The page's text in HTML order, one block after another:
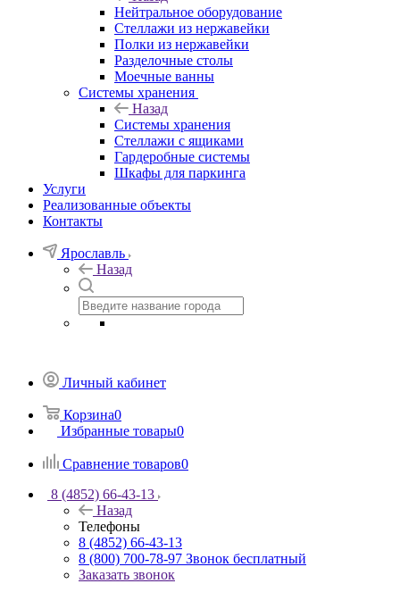
Нейтральное оборудование
Стеллажи из нержавейки
Полки из нержавейки
Разделочные столы
Моечные ванны
Системы хранения
Назад
Системы хранения
Стеллажи с ящиками
Гардеробные системы
Шкафы для паркинга
Услуги
Реализованные объекты
Контакты
Ярославль
Назад
Личный кабинет
Корзина0
Избранные товары0
Сравнение товаров0
8 (4852) 66-43-13
Назад
Телефоны
8 (4852) 66-43-13
8 (800) 700-78-97 Звонок бесплатный
Заказать звонок